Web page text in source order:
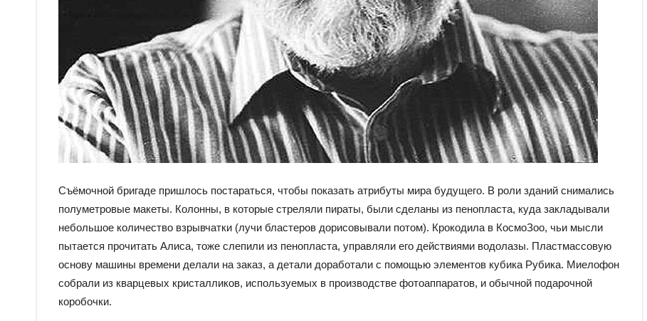
Съёмочной бригаде пришлось постараться, чтобы показать атрибуты мира будущего. В роли зданий снимались
полуметровые макеты. Колонны, в которые стреляли пираты, были сделаны из пенопласта, куда закладывали
небольшое количество взрывчатки (лучи бластеров дорисовывали потом). Крокодила в КосмоЗоо, чьи мысли
пытается прочитать Алиса, тоже слепили из пенопласта, управляли его действиями водолазы. Пластмассовую
основу машины времени делали на заказ, а детали доработали с помощью элементов кубика Рубика. Миелофон
собрали из кварцевых кристалликов, используемых в производстве фотоаппаратов, и обычной подарочной
коробочки.